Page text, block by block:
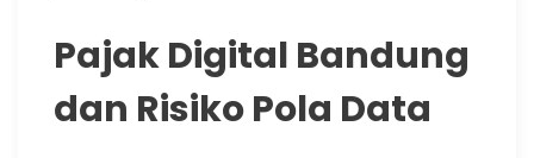
Pajak Digital Bandung
dan Risiko Pola Data